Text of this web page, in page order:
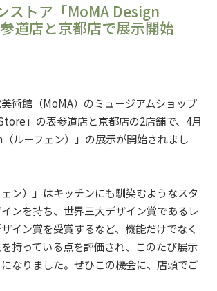
ストア「MoMA Design
道店と京都店で展示開始
術館（MoMA）のミュージアムショップ
」の表参道店と京都店の2店舗で、4月
ルーフェン）」の展示が開始されまし
ン）」はキッチンにも馴染むようなスタ
ンを持ち、世界三大デザイン賞であるレ
イン賞を受賞するなど、機能だけでなく
持っている点を評価され、このたび展示
なりました。ぜひこの機会に、店頭でご